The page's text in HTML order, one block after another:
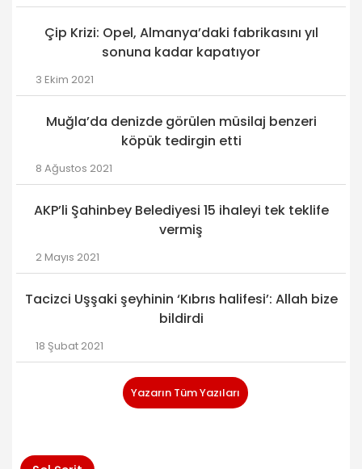
Çip Krizi: Opel, Almanya’daki fabrikasını yıl
sonuna kadar kapatıyor
3 Ekim 2021
Muğla’da denizde görülen müsilaj benzeri
köpük tedirgin etti
8 Ağustos 2021
AKP’li Şahinbey Belediyesi 15 ihaleyi tek teklife
vermiş
2 Mayıs 2021
Tacizci Uşşaki şeyhinin ‘Kıbrıs halifesi’: Allah bize
bildirdi
18 Şubat 2021
Yazarın Tüm Yazıları